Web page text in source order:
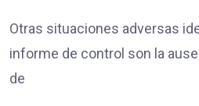
Otras situaciones adversas
informe de control son la
de